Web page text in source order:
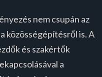
nem csupán az
közösségépítésről is. A
és szakértők
a